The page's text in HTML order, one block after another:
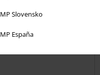
Slovensko
España